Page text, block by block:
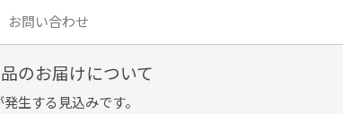
お問い合わせ
のお届けについて
生する見込みです。